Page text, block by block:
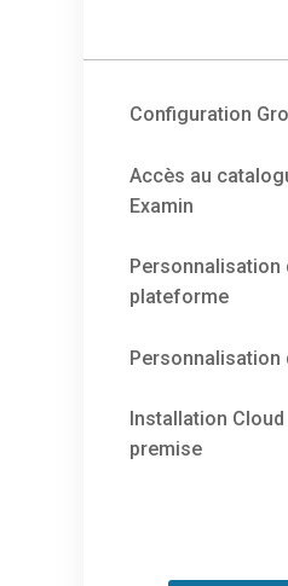
Configuration
Accès au
Examin
Personnalisation
plateforme
Installation
premise